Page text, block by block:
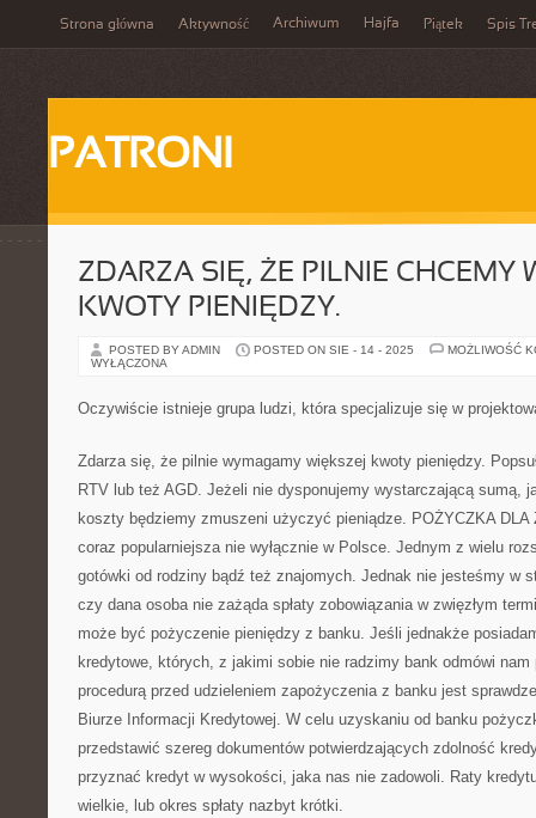
Strona główna Aktywność Archiwum Hajfa Piątek Spis
PATRONI
ZDARZA SIĘ, ŻE PILNIE CHCEMY
KWOTY PIENIĘDZY.
POSTED BY ADMIN POSTED ON SIE - 14 - 2025
MOŻLIWOŚĆ
WYŁĄCZONA
Oczywiście istnieje grupa ludzi, która specjalizuje się w
Zdarza się, że pilnie wymagamy większej kwoty pieniędzy.
RTV lub też AGD. Jeżeli nie dysponujemy wystarczającą sumą,
koszty będziemy zmuszeni użyczyć pieniądze. POŻYCZKA DLA
coraz popularniejsza nie wyłącznie w Polsce. Jednym z wielu
gotówki od rodziny bądź też znajomych. Jednak nie jesteśmy w
czy dana osoba nie zażąda spłaty zobowiązania w zwięzłym
może być pożyczenie pieniędzy z banku. Jeśli jednakże
kredytowe, których, z jakimi sobie nie radzimy bank odmówi
procedurą przed udzieleniem zapożyczenia z banku jest
Biurze Informacji Kredytowej. W celu uzyskaniu od banku
przedstawić szereg dokumentów potwierdzających zdolność
przyznać kredyt w wysokości, jaka nas nie zadowoli. Raty
wielkie, lub okres spłaty nazbyt krótki.